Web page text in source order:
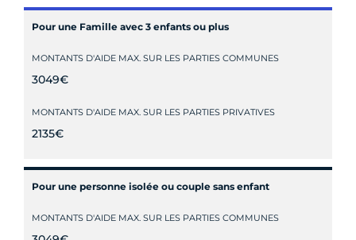
Pour une Famille avec 3 enfants ou plus
MONTANTS D'AIDE MAX. SUR LES PARTIES COMMUNES
3049€
MONTANTS D'AIDE MAX. SUR LES PARTIES PRIVATIVES
2135€
Pour une personne isolée ou couple sans enfant
MONTANTS D'AIDE MAX. SUR LES PARTIES COMMUNES